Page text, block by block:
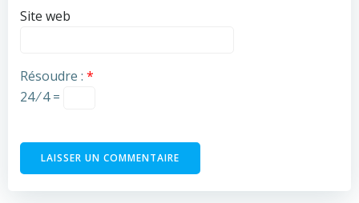
Site web
Résoudre : *
24 ⁄ 4 =